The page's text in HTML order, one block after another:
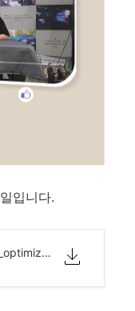
입니다.
말하라-2020-가을호(최종)_optimize.pdf